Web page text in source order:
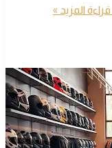
قراءة المزيد »